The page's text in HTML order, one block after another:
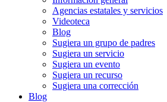
Agencias estatales y servicios
Videoteca
Blog
Sugiera un grupo de padres
Sugiera un servicio
Sugiera un evento
Sugiera un recurso
Sugiera una corrección
Blog